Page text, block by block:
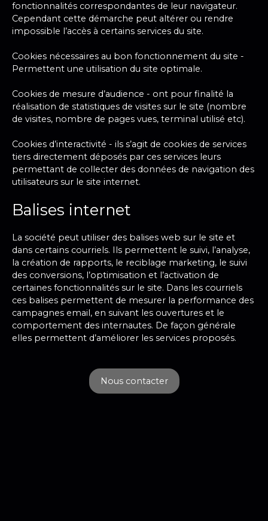
fonctionnalités correspondantes de leur navigateur.
Cependant cette démarche peut altérer ou rendre
impossible l’accès à certains services du site.
Cookies nécessaires au bon fonctionnement du site -
Permettent une utilisation du site optimale.
Cookies de mesure d’audience - ont pour finalité la
réalisation de statistiques de visites sur le site (nombre
de visites, nombre de pages vues, terminal utilisé etc).
Cookies d’interactivité - ils s’agit de cookies de services
tiers directement déposés par ces services leurs
permettant de collecter des données de navigation des
utilisateurs sur le site internet.
Balises internet
La société peut utiliser des balises web sur le site et
dans certains courriels. Ils permettent le suivi, l’analyse,
la création de rapports, le reciblage marketing, le suivi
des conversions, l’optimisation et l’activation de
certaines fonctionnalités sur le site. Dans les courriels
ces balises permettent de mesurer la performance des
campagnes email, en suivant les ouvertures et le
comportement des internautes. De façon générale
elles permettent d’améliorer les services proposés.
Nous contacter